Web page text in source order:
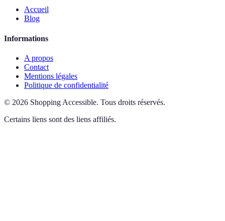
Accueil
Blog
Informations
A propos
Contact
Mentions légales
Politique de confidentialité
© 2026 Shopping Accessible. Tous droits réservés.
Certains liens sont des liens affiliés.